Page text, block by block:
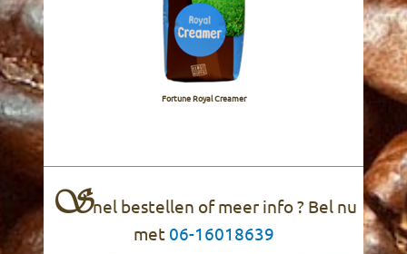
Fortune Royal Creamer
Snel bestellen of meer info ? Bel nu
met 06-16018639